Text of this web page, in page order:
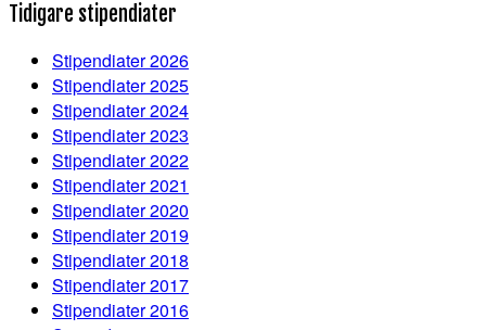
Tidigare stipendiater
Stipendiater 2026
Stipendiater 2025
Stipendiater 2024
Stipendiater 2023
Stipendiater 2022
Stipendiater 2021
Stipendiater 2020
Stipendiater 2019
Stipendiater 2018
Stipendiater 2017
Stipendiater 2016